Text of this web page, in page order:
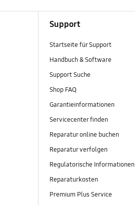
Support
Startseite für Support
Handbuch & Software
Support Suche
Shop FAQ
Garantieinformationen
Servicecenter finden
Reparatur online buchen
Reparatur verfolgen
Regulatorische Informationen
Reparaturkosten
Premium Plus Service